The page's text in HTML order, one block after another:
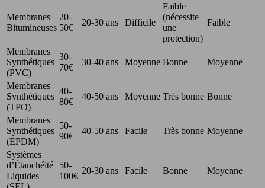
Membranes
Bitumineuses
20-
50€
20-30 ans Difficile
Faible
(nécessite
une
protection)
Faible
Membranes
Synthétiques
(PVC)
30-
70€
30-40 ans Moyenne Bonne Moyenne
Membranes
Synthétiques
(TPO)
40-
80€
40-50 ans Moyenne Très bonne Bonne
Membranes
Synthétiques
(EPDM)
50-
90€
40-50 ans Facile Très bonne Moyenne
Systèmes
d’Étanchéité
Liquides
50-
100€
20-30 ans Facile Bonne Moyenne